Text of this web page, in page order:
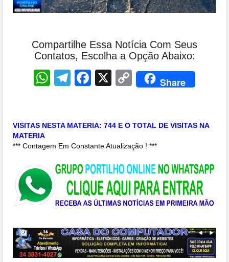
Compartilhe Essa Notícia Com Seus
Contatos, Escolha a Opção Abaixo:
WhatsApp
Telegram
Facebook
X CopyShare
VISITAS NESTA MATERIA: 744 E O TOTAL DE VISITAS NA
MATERIA
*** Contagem Em Constante Atualização ! ***